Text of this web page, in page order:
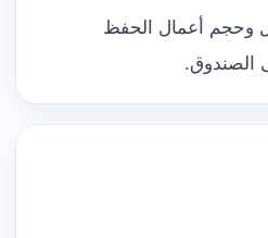
وحجم أعمال الحفظ
الصندوق.